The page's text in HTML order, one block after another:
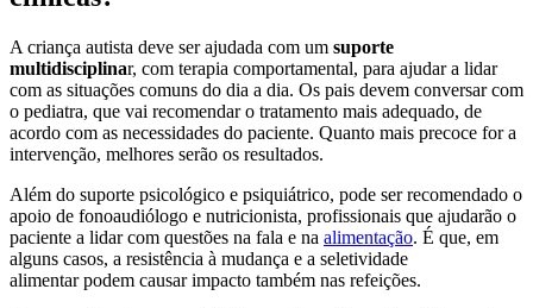
A criança autista deve ser ajudada com um suporte
multidisciplinar, com terapia comportamental, para ajudar a lidar
com as situações comuns do dia a dia. Os pais devem conversar com
o pediatra, que vai recomendar o tratamento mais adequado, de
acordo com as necessidades do paciente. Quanto mais precoce for a
intervenção, melhores serão os resultados.
Além do suporte psicológico e psiquiátrico, pode ser recomendado o
apoio de fonoaudiólogo e nutricionista, profissionais que ajudarão o
paciente a lidar com questões na fala e na alimentação. É que, em
alguns casos, a resistência à mudança e a seletividade
alimentar podem causar impacto também nas refeições.